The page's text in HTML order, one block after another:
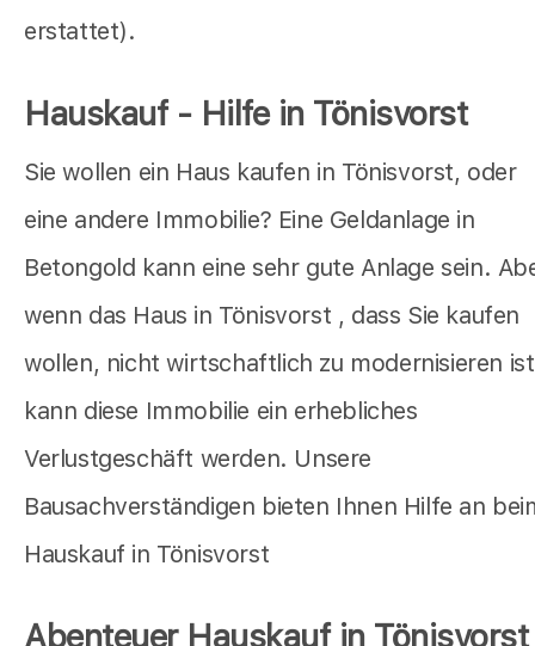
erstattet).
Hauskauf - Hilfe in Tönisvorst
Sie wollen ein Haus kaufen in Tönisvorst, oder
eine andere Immobilie? Eine Geldanlage in
Betongold kann eine sehr gute Anlage sein.
wenn das Haus in Tönisvorst , dass Sie kaufen
wollen, nicht wirtschaftlich zu modernisieren
kann diese Immobilie ein erhebliches
Verlustgeschäft werden. Unsere
Bausachverständigen bieten Ihnen Hilfe an
Hauskauf in Tönisvorst
Abenteuer Hauskauf in Tönisvorst